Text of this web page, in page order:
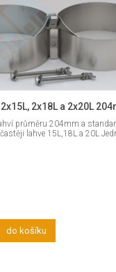
2x18L a 2x20L
průměru 204mm a
lahve 15L,18L a 20L
do košíku